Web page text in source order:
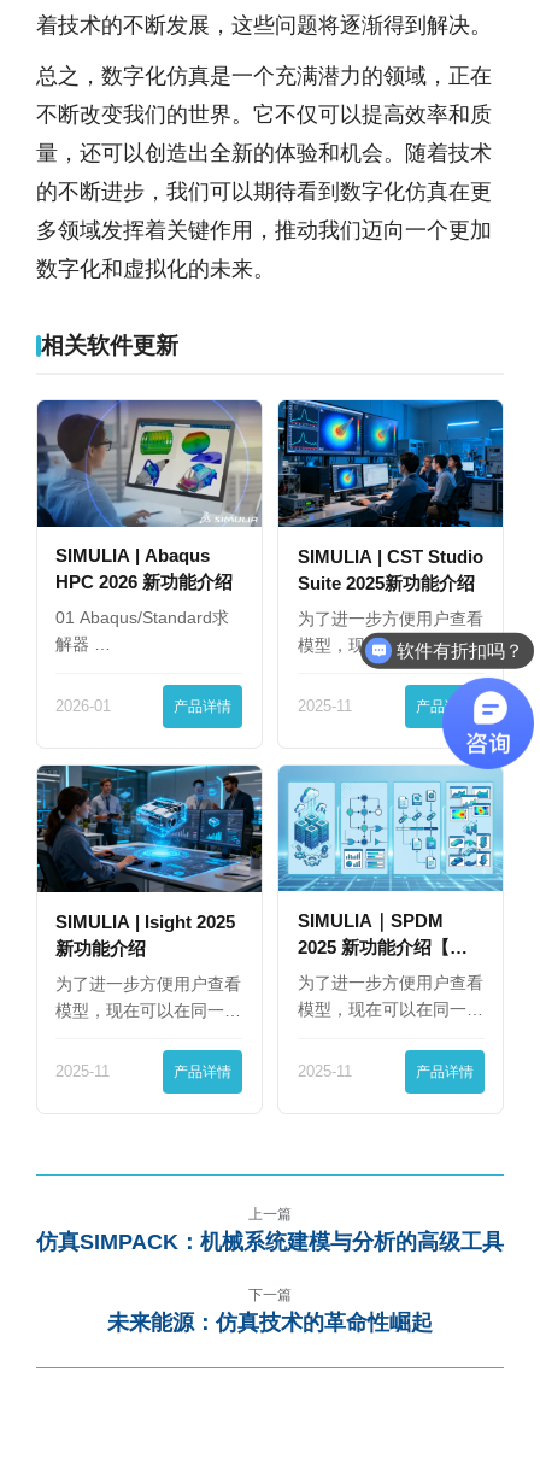
着技术的不断发展，这些问题将逐渐得到解决。
总之，数字化仿真是一个充满潜力的领域，正在
不断改变我们的世界。它不仅可以提高效率和质
量，还可以创造出全新的体验和机会。随着技术
的不断进步，我们可以期待看到数字化仿真在更
多领域发挥着关键作用，推动我们迈向一个更加
数字化和虚拟化的未来。
相关软件更新
SIMULIA | Abaqus
HPC 2026 新功能介绍
01 Abaqus/Standard求
解器 …
2026-01 产品详情
SIMULIA | CST Studio
Suite 2025新功能介绍
为了进一步方便用户查看
模型，现在可以在同一
2025-11 产品详情
SIMULIA | Isight 2025
新功能介绍
为了进一步方便用户查看
模型，现在可以在同一
2025-11 产品详情
SIMULIA｜SPDM
2025 新功能介绍【下
篇】
为了进一步方便用户查看
模型，现在可以在同一
2025-11 产品详情
上一篇
仿真SIMPACK：机械系统建模与分析的高级工具
下一篇
未来能源：仿真技术的革命性崛起
软件有折扣吗？